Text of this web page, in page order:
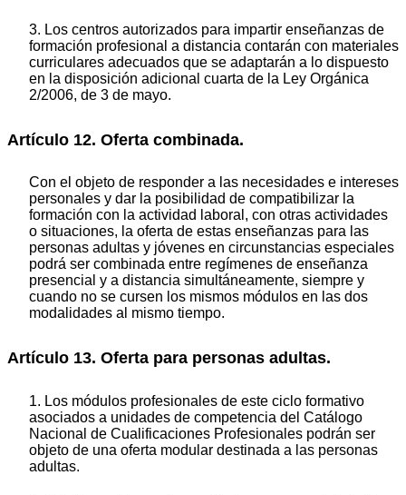
3. Los centros autorizados para impartir enseñanzas de
formación profesional a distancia contarán con materiales
curriculares adecuados que se adaptarán a lo dispuesto
en la disposición adicional cuarta de la Ley Orgánica
2/2006, de 3 de mayo.
Artículo 12. Oferta combinada.
Con el objeto de responder a las necesidades e intereses
personales y dar la posibilidad de compatibilizar la
formación con la actividad laboral, con otras actividades
o situaciones, la oferta de estas enseñanzas para las
personas adultas y jóvenes en circunstancias especiales
podrá ser combinada entre regímenes de enseñanza
presencial y a distancia simultáneamente, siempre y
cuando no se cursen los mismos módulos en las dos
modalidades al mismo tiempo.
Artículo 13. Oferta para personas adultas.
1. Los módulos profesionales de este ciclo formativo
asociados a unidades de competencia del Catálogo
Nacional de Cualificaciones Profesionales podrán ser
objeto de una oferta modular destinada a las personas
adultas.